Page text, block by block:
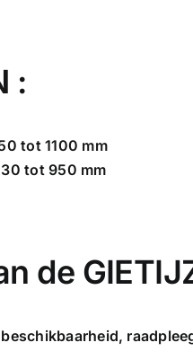
:
tot 1100 mm
tot 950 mm
de